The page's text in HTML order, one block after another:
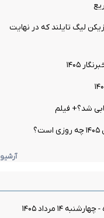
لیگ تایلند که در نهایت
۱۴۰۵
شد؟+ فیلم
آرشیو
۱۴ مرداد ۱۴۰۵